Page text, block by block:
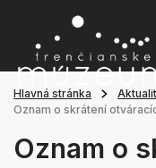
Hlavná stránka
Oznam o skrátení
Oznam o